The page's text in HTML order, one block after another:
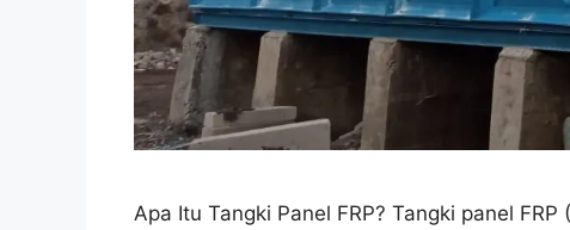
Apa Itu Tangki Panel FRP? Tangki panel